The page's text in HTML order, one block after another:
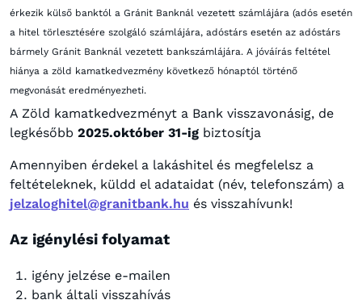
érkezik külső banktól a Gránit Banknál vezetett számlájára (adós esetén
a hitel törlesztésére szolgáló számlájára, adóstárs esetén az adóstárs
bármely Gránit Banknál vezetett bankszámlájára. A jóváírás feltétel
hiánya a zöld kamatkedvezmény következő hónaptól történő
megvonását eredményezheti.
A Zöld kamatkedvezményt a Bank visszavonásig, de
legkésőbb 2025.október 31-ig biztosítja
Amennyiben érdekel a lakáshitel és megfelelsz a
feltételeknek, küldd el adataidat (név, telefonszám) a
jelzaloghitel@granitbank.hu és visszahívunk!
Az igénylési folyamat
igény jelzése e-mailen
bank általi visszahívás